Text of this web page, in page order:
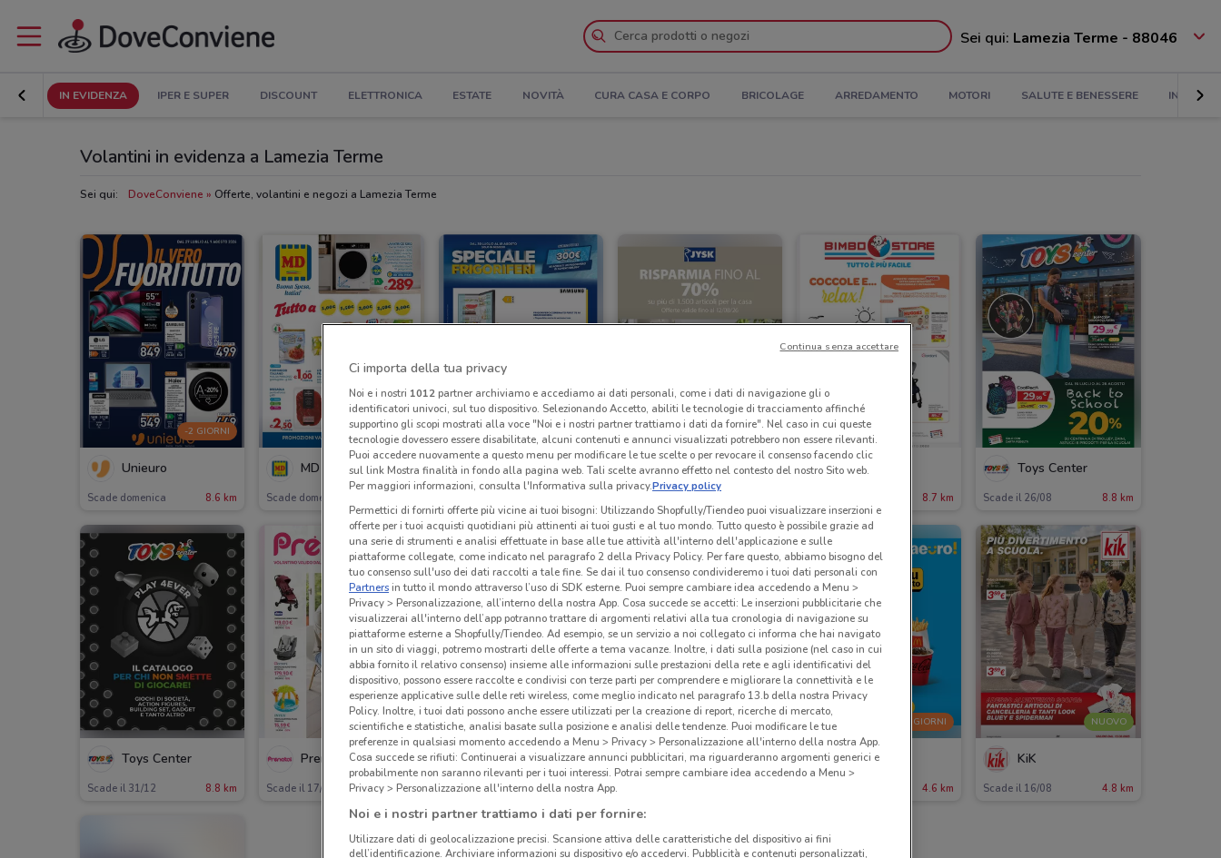
Sei qui: Lamezia Terme - 88046
IN EVIDENZA IPER E SUPER DISCOUNT ELETTRONICA ESTATE NOVITÀ CURA CASA E CORPO BRICOLAGE ARREDAMENTO MOTORI SALUTE E BENESSERE INFANZIA
Volantini in evidenza a Lamezia Terme
Sei qui: DoveConviene Offerte, volantini e negozi a Lamezia Terme
-2 GIORNI
Unieuro
Scade domenica 8.6 km
-2 GIORNI
MD
Scade domenica
Euronics
NUOVO
JYSK Bimbo Store
8.7 km
Toys Center
Scade il 26/08 8.8 km
Toys Center
Scade il 31/12 8.8 km
Prenatal
Scade il 17/08 385 m
-2 GIORNI
McDonald's
Scade domenica 4.6 km
-2 GIORNI
McDonald's
-2 GIORNI
McDonald's
4.6 km
NUOVO
KiK
Scade il 16/08 4.8 km
Ci importa della tua privacy
Noi e i nostri 1012partner archiviamo e accediamo ai dati personali, come i dati di navigazione gli o
identificatori univoci, sul tuo dispositivo. Selezionando Accetto, abiliti le tecnologie di tracciamento affinché
supportino gli scopi mostrati alla voce "Noi e i nostri partner trattiamo i dati da fornire". Nel caso in cui queste
tecnologie dovessero essere disabilitate, alcuni contenuti e annunci visualizzati potrebbero non essere rilevanti.
Puoi accedere nuovamente a questo menu per modificare le tue scelte o per revocare il consenso facendo clic
sul link Mostra finalità in fondo alla pagina web. Tali scelte avranno effetto nel contesto del nostro Sito web.
Per maggiori informazioni, consulta l'Informativa sulla privacy.Privacy policy
Permettici di fornirti offerte più vicine ai tuoi bisogni: Utilizzando Shopfully/Tiendeo puoi visualizzare inserzioni e
offerte per i tuoi acquisti quotidiani più attinenti ai tuoi gusti e al tuo mondo. Tutto questo è possibile grazie ad
una serie di strumenti e analisi effettuate in base alle tue attività all'interno dell'applicazione e sulle
piattaforme collegate, come indicato nel paragrafo 2 della Privacy Policy. Per fare questo, abbiamo bisogno del
tuo consenso sull'uso dei dati raccolti a tale fine. Se dai il tuo consenso condivideremo i tuoi dati personali con
Partnersin tutto il mondo attraverso l’uso di SDK esterne. Puoi sempre cambiare idea accedendo a Menu >
Privacy > Personalizzazione, all’interno della nostra App. Cosa succede se accetti: Le inserzioni pubblicitarie che
visualizzerai all'interno dell’app potranno trattare di argomenti relativi alla tua cronologia di navigazione su
piattaforme esterne a Shopfully/Tiendeo. Ad esempio, se un servizio a noi collegato ci informa che hai navigato
in un sito di viaggi, potremo mostrarti delle offerte a tema vacanze. Inoltre, i dati sulla posizione (nel caso in cui
abbia fornito il relativo consenso) insieme alle informazioni sulle prestazioni della rete e agli identificativi del
dispositivo, possono essere raccolte e condivisi con terze parti per comprendere e migliorare la connettività e le
esperienze applicative sulle delle reti wireless, come meglio indicato nel paragrafo 13.b della nostra Privacy
Policy. Inoltre, i tuoi dati possono anche essere utilizzati per la creazione di report, ricerche di mercato,
scientifiche e statistiche, analisi basate sulla posizione e analisi delle tendenze. Puoi modificare le tue
preferenze in qualsiasi momento accedendo a Menu > Privacy > Personalizzazione all'interno della nostra App.
Cosa succede se rifiuti: Continuerai a visualizzare annunci pubblicitari, ma riguarderanno argomenti generici e
probabilmente non saranno rilevanti per i tuoi interessi. Potrai sempre cambiare idea accedendo a Menu >
Privacy > Personalizzazione all'interno della nostra App.
Noi e i nostri partner trattiamo i dati per fornire:
Utilizzare dati di geolocalizzazione precisi. Scansione attiva delle caratteristiche del dispositivo ai fini
dell’identificazione. Archiviare informazioni su dispositivo e/o accedervi. Pubblicità e contenuti personalizzati,
Continua senza accettare